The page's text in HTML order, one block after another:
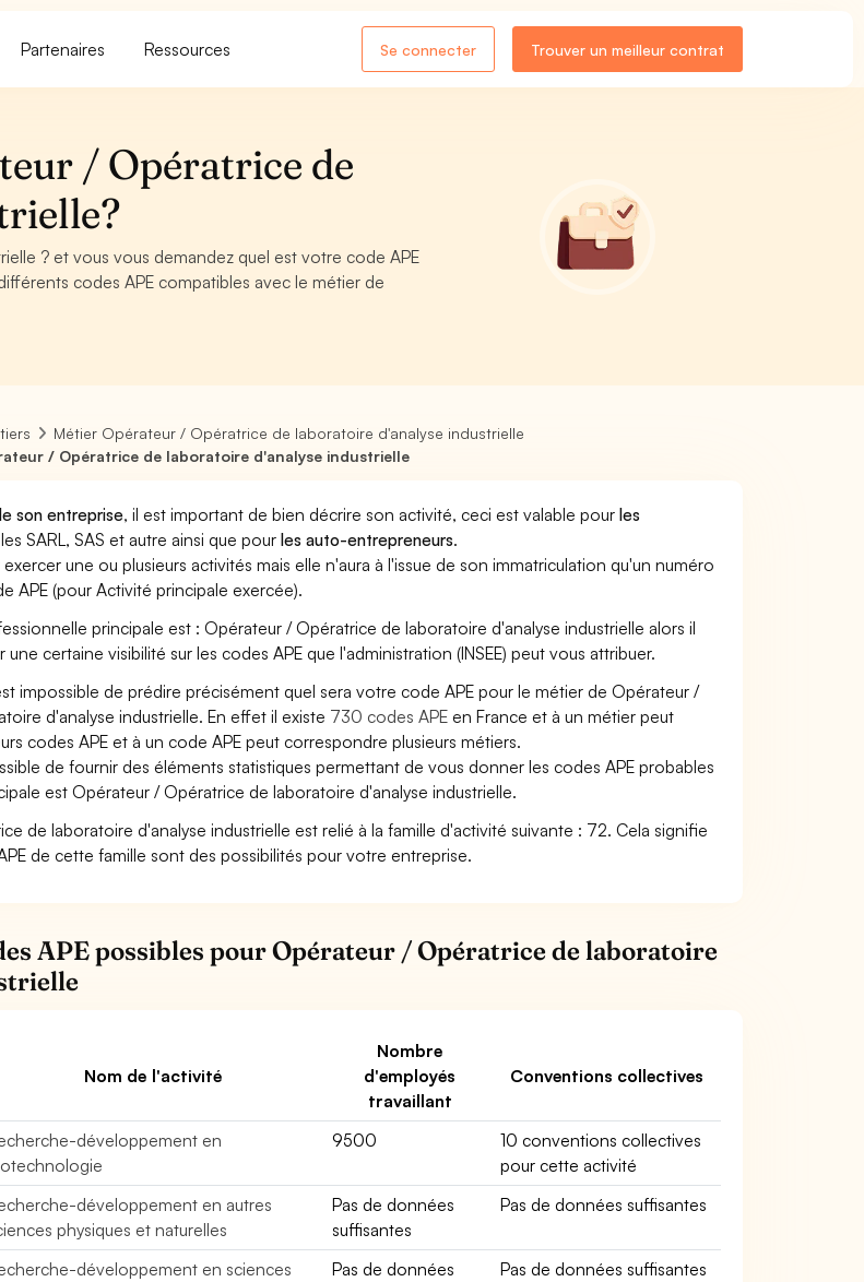
Partenaires Ressources Se connecter Trouver un meilleur contrat
/ Opératrice de
? et vous vous demandez quel est votre code APE
codes APE compatibles avec le métier de
Métier Opérateur / Opératrice de laboratoire d'analyse industrielle
/ Opératrice de laboratoire d'analyse industrielle
son entreprise, il est important de bien décrire son activité, ceci est valable pourles
SARL, SAS et autre ainsi que pourles auto-entrepreneurs.
une ou plusieurs activités mais elle n'aura à l'issue de son immatriculation qu'un numéro
APE (pour Activité principale exercée).
principale est : Opérateur / Opératrice de laboratoire d'analyse industrielle alors il
certaine visibilité sur les codes APE que l'administration (INSEE) peut vous attribuer.
impossible de prédire précisément quel sera votre code APE pour le métier de Opérateur /
d'analyse industrielle. En effet il existe 730 codes APE en France et à un métier peut
codes APE et à un code APE peut correspondre plusieurs métiers.
de fournir des éléments statistiques permettant de vous donner les codes APE probables
est Opérateur / Opératrice de laboratoire d'analyse industrielle.
de laboratoire d'analyse industrielle est relié à la famille d'activité suivante : 72. Cela signifie
de cette famille sont des possibilités pour votre entreprise.
APE possibles pour Opérateur / Opératrice de laboratoire
Nom de l'activité
Nombre
d'employés
travaillant
Conventions collectives
développement en
9500
10 conventions collectives
pour cette activité
développement en autres
physiques et naturelles
Pas de données
suffisantes
Pas de données suffisantes
développement en sciences
Pas de données
Pas de données suffisantes